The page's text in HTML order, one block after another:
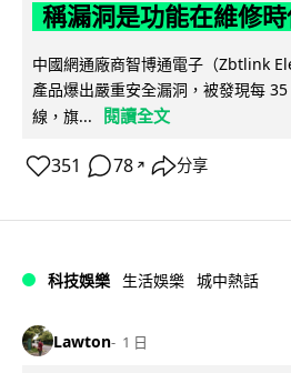
稱漏洞是功能在維修時
中國網通廠商智博通電子（Zbtlink
產品爆出嚴重安全漏洞，被發現每
線，旗...
閱讀全文
351 78 ↗ 分享
科技娛樂 生活娛樂 城中熱話
Lawton 1 日